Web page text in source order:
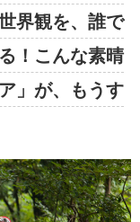
界観を、誰で
！こんな素晴
」が、もうす